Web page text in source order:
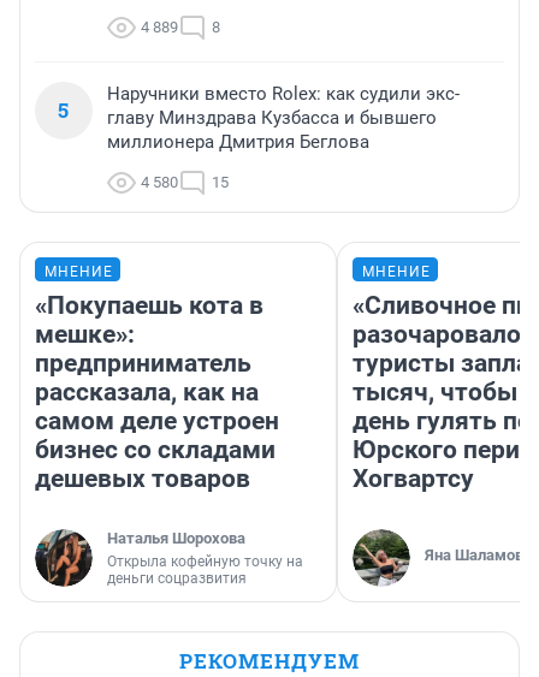
4 889 8
5
Наручники вместо Rolex: как судили экс-
главу Минздрава Кузбасса и бывшего
миллионера Дмитрия Беглова
4 580 15
МНЕНИЕ
«Покупаешь кота в
мешке»:
предприниматель
рассказала, как на
самом деле устроен
бизнес со складами
дешевых товаров
Наталья Шорохова
Открыла кофейную точку на
деньги соцразвития
МНЕНИЕ
«Сливочное
разочаровало»:
туристы
тысяч, чтобы
день гулять по
Юрского
Хогвартсу
Яна Шаламова
РЕКОМЕНДУЕМ